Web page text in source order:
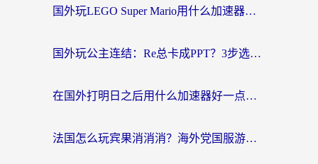
国外玩LEGO Super Mario用什么加速器？2026海外玩家亲测有效指南
国外玩公主连结：Re总卡成PPT？3步选对加速器，畅玩国服无压力
在国外打明日之后用什么加速器好一点？海外玩家亲测有效的国服游戏加速指南
法国怎么玩宾果消消消？海外党国服游戏加速器终极指南（附漫威召唤与合成解决办法）